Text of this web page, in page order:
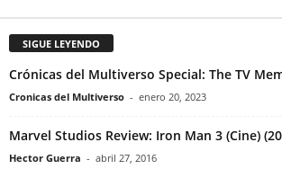
SIGUE LEYENDO
Crónicas del Multiverso Special: The TV
Cronicas del Multiverso - enero 20, 2023
Marvel Studios Review: Iron Man 3 (Cine)
Hector Guerra - abril 27, 2016